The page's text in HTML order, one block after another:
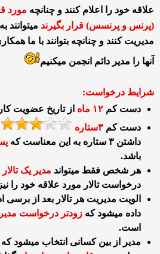
علاقه خود را اعلام كنند و چنانچه مورد
(پرنس و پرنسس) قرار بگیرند
مدیریت كنند و چنانچه بتوانند با ما
آنها را مدیر دائم انجمن میكنیم
شرایط درخواست:
دست کم ۱۲ ماه
از تاریخ عضویت
دست کم ۳ستاره
داشتن ۳ ستاره به این معناست كه
باشد.
هر شخص فقط میتواند مدیر یک تالار
درخواست تالار مورد علاقه خود را
الویت مدیریت هر تالار بعد از
داده میشود كه زودتر درخواست
است.
مدیر از بین كسانی انتخاب میشود